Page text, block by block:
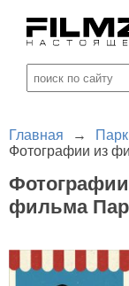
Главная →
Фотографии из
фильма